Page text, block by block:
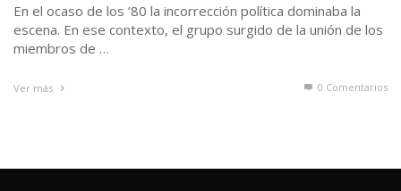
En el ocaso de los ’80 la incorrección política dominaba la
escena. En ese contexto, el grupo surgido de la unión de los
miembros de …
Ver más 0 Comentarios